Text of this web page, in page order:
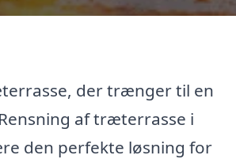
der trænger til en
af træterrasse i
den perfekte løsning for